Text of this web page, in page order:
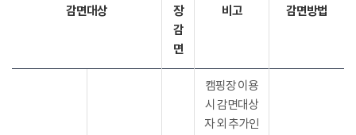
감면대상
장
감
면
비고 감면방법
캠핑장 이용
시 감면대상
자 외 추가인